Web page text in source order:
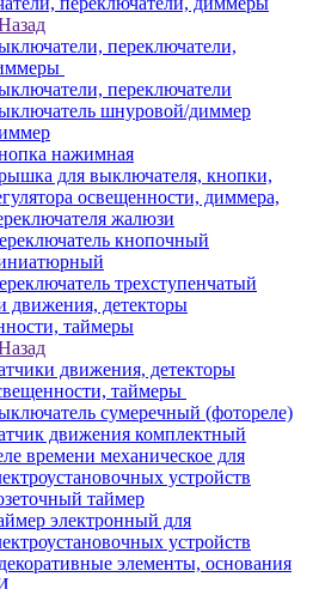
переключатели,
переключатели
шнуровой/диммер
нажимная
для выключателя, кнопки,
освещенности, диммера,
жалюзи
кнопочный
трехступенчатый
движения, детекторы
таймеры
движения, детекторы
таймеры
сумеречный (фотореле)
движения комплектный
времени механическое для
устройств
таймер
электронный для
устройств
элементы, основания